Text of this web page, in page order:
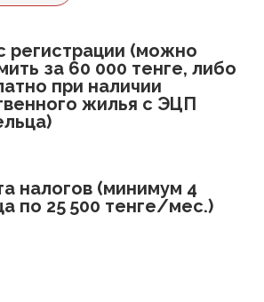
регистрации (можно
за 60 000 тенге, либо
при наличии
жилья с ЭЦП
налогов (минимум 4
по 25 500 тенге/мес.)